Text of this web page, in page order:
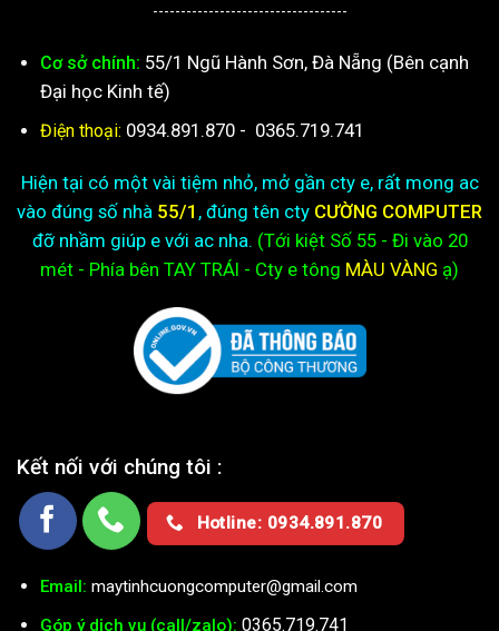
-----------------------------------
Cơ sở chính: 55/1 Ngũ Hành Sơn, Đà Nẵng (Bên cạnh
Đại học Kinh tế)
Điện thoại: 0934.891.870 - 0365.719.741
Hiện tại có một vài tiệm nhỏ, mở gần cty e, rất mong ac
vào đúng số nhà 55/1 , đúng tên cty CƯỜNG COMPUTER
đỡ nhầm giúp e với ac nha. (Tới kiệtSố 55 - Đi vào 20
mét - Phía bên TAY TRÁI - Cty e tông MÀU VÀNG ạ)
Kết nối với chúng tôi :
Hotline: 0934.891.870
Email: maytinhcuongcomputer@gmail.com
Góp ý dịch vụ (call/zalo): 0365.719.741